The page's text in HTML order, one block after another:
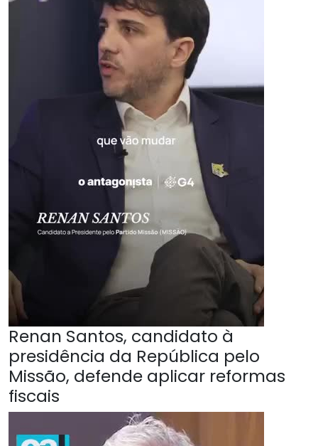
Renan Santos, candidato à
presidência da República pelo
Missão, defende aplicar reformas
fiscais